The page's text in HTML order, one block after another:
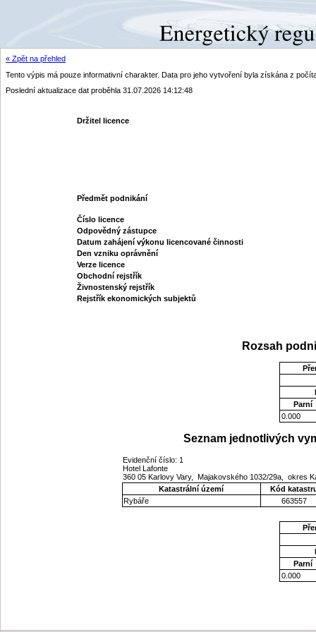
« Zpět na přehled
Tento výpis má pouze informativní charakter. Data pro jeho vytvoření byla získána z
Poslední aktualizace dat proběhla 31.07.2026 14:12:48
Držitel licence
Předmět podnikání
Číslo licence
Odpovědný zástupce
Datum zahájení výkonu licencované činnosti
Den vzniku oprávnění
Verze licence
Obchodní rejstřík
Živnostenský rejstřík
Rejstřík ekonomických subjektů
Rozsah
Parní
0.000
Seznam jednotlivých
Evidenční číslo: 1
Hotel Lafonte
360 05 Karlovy Vary, Majakovského 1032/29a, okres
Katastrální území
Kód
Rybáře
663557
Parní
0.000